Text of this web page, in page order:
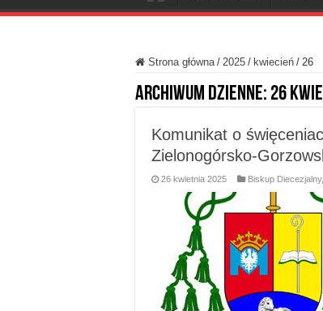
Strona główna / 2025 / kwiecień / 26
Archiwum dzienne: 26
Komunikat o
Zielonogórsko-
26 kwietnia 2025 Biskup Diecezjalny,